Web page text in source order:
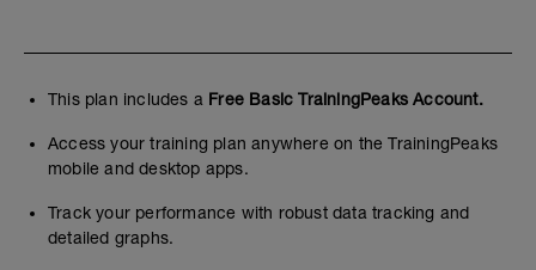
This plan includes a Free Basic TrainingPeaks Account.
Access your training plan anywhere on the TrainingPeaks
mobile and desktop apps.
Track your performance with robust data tracking and
detailed graphs.